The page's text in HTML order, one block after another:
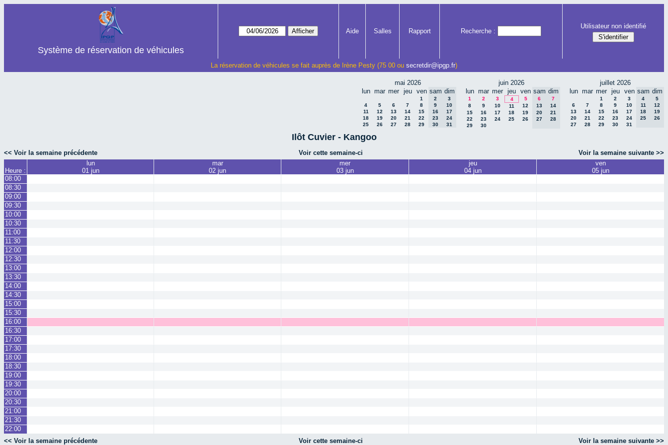
Système de réservation de véhicules
Aide Salles Rapport Recherche :
Utilisateur non identifié
La réservation de véhicules se fait auprès de Irène Pesty (75 00 ou secretdir@ipgp.fr)
mai 2026
lun mar mer jeu ven sam dim
1 2
3
4
5 6 7 8 9
10
11
12 13 14 15 16
17
18
19 20 21 22 23
24
25
26 27 28 29 30 31
juin 2026
lun mar mer jeu ven sam dim
1 2 3 4 5 6
7
8
9 10 11 12 13
14
15
16 17 18 19 20
21
22
23 24 25 26 27
28
29
30
juillet 2026
lun mar mer jeu ven sam dim
1 2 3 4
5
6
7 8 9 10 11
12
13
14 15 16 17 18
19
20
21 22 23 24 25
26
27
28 29 30 31
Ilôt Cuvier - Kangoo
<< Voir la semaine précédente Voir cette semaine-ci Voir la semaine suivante >>
Heure :
lun
01 jun
mar
02 jun
mer
03 jun
jeu
04 jun
ven
05 jun
08:00
08:30
09:00
09:30
10:00
10:30
11:00
11:30
12:00
12:30
13:00
13:30
14:00
14:30
15:00
15:30
16:00
16:30
17:00
17:30
18:00
18:30
19:00
19:30
20:00
20:30
21:00
21:30
22:00
<< Voir la semaine précédente
Voir cette semaine-ci Voir la semaine suivante >>